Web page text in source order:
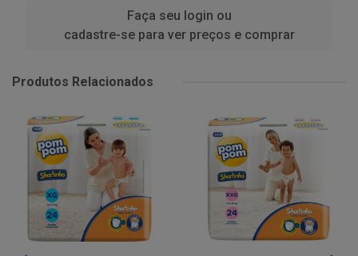
Faça seu login ou
cadastre-se para ver preços e comprar
Produtos Relacionados